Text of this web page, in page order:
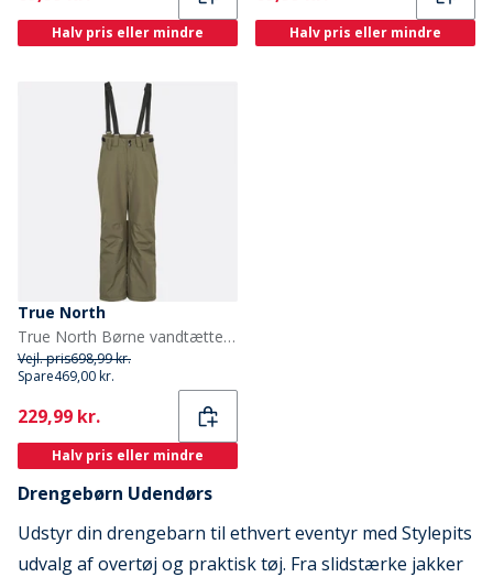
Halv pris eller mindre Halv pris eller mindre
True North
True North Børne vandtætte snebukser Tarmac
Vejl. pris698,99 kr.
Spare469,00 kr.
Current
229,99 kr.
Halv pris eller mindre
Drengebørn Udendørs
Udstyr din drengebarn til ethvert eventyr med Stylepits
udvalg af overtøj og praktisk tøj. Fra slidstærke jakker